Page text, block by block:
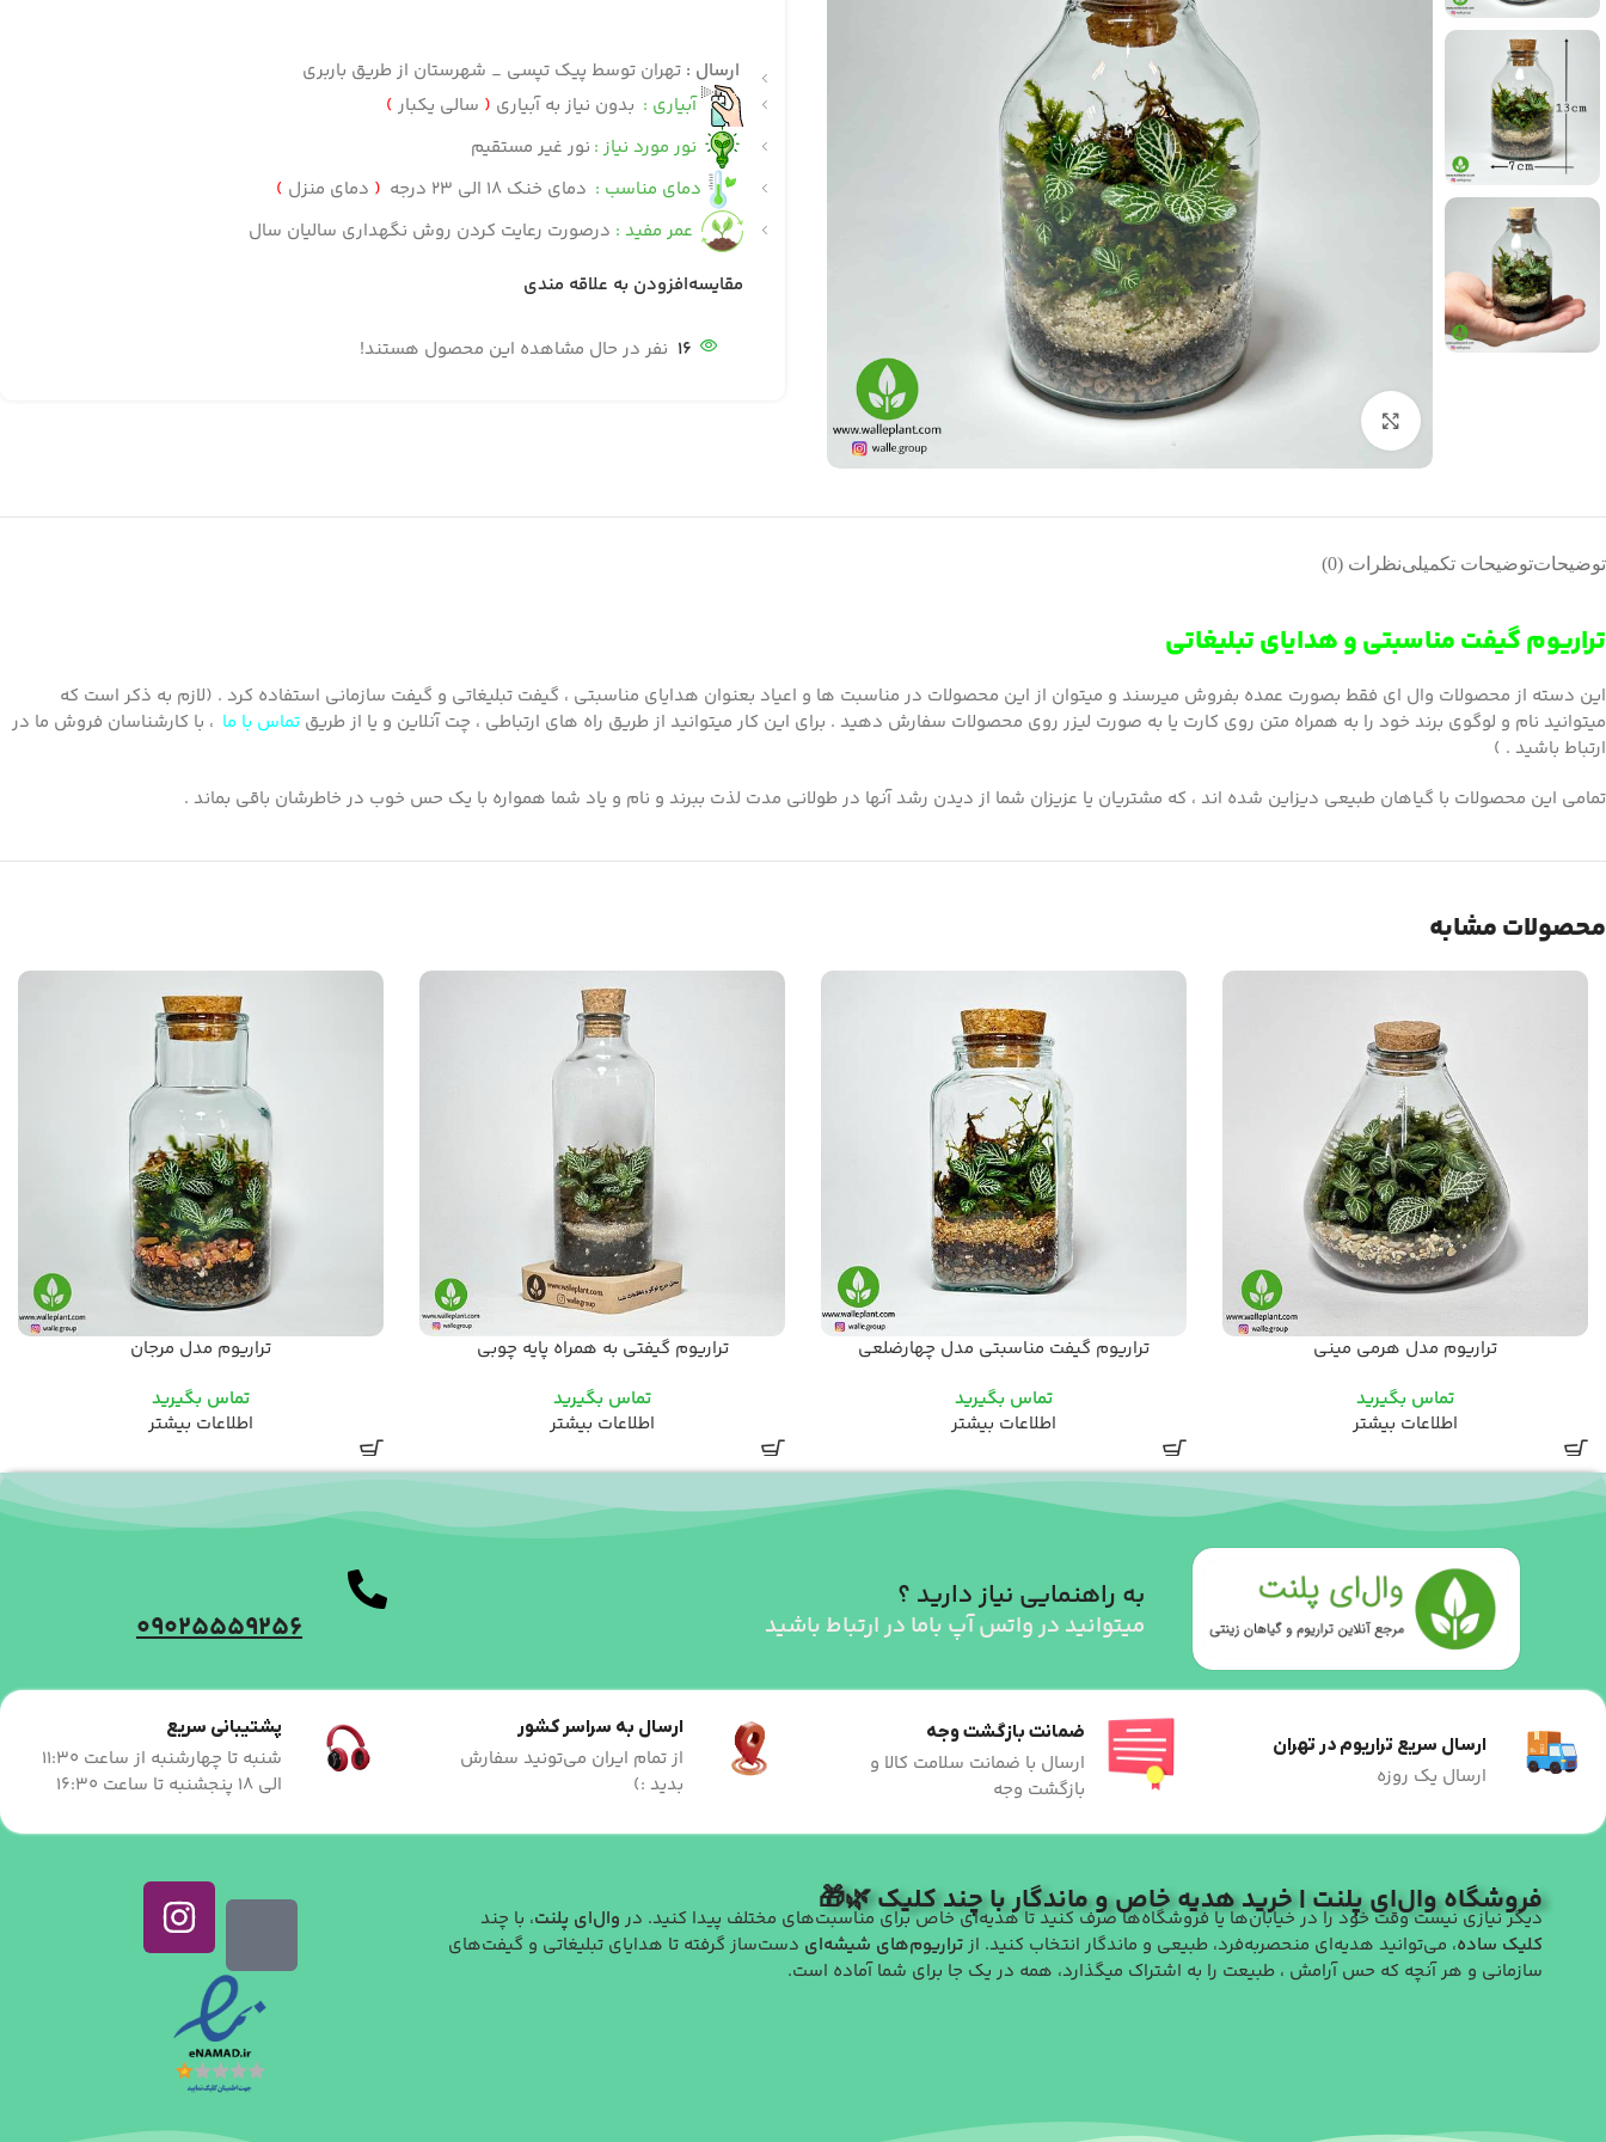
ارسال : تهران توسط پیک تپسی _ شهرستان از طریق باربری
آبیاری : بدون نیاز به آبیاری ( سالی یکبار )
نور مورد نیاز : نور غیر مستقیم
دمای مناسب : دمای خنک 18 الی 23 درجه ( دمای منزل )
عمر مفید : درصورت رعایت کردن روش نگهداری سالیان سال
مقایسهافزودن به علاقه مندی
16 نفر در حال مشاهده این محصول هستند!
توضیحاتتوضیحات تکمیلینظرات (0)
تراریوم گیفت مناسبتی و هدایای تبلیغاتی
این دسته از محصولات وال ای فقط بصورت عمده بفروش میرسند و میتوان از این محصولات در مناسبت ها و اعیاد بعنوان هدایای مناسبتی ، گیفت تبلیغاتی و گیفت سازمانی استفاده کرد . (لازم به ذکر است که
میتوانید نام و لوگوی برند خود را به همراه متن روی کارت یا به صورت لیزر روی محصولات سفارش دهید . برای این کار میتوانید از طریق راه های ارتباطی ، چت آنلاین و یا از طریق تماس با ما ، با کارشناسان فروش ما در
ارتباط باشید . )
تمامی این محصولات با گیاهان طبیعی دیزاین شده اند ، که مشتریان یا عزیزان شما از دیدن رشد آنها در طولانی مدت لذت ببرند و نام و یاد شما همواره با یک حس خوب در خاطرشان باقی بماند .
محصولات مشابه
تراریوم مدل هرمی مینی
تماس بگیرید
اطلاعات بیشتر
تراریوم گیفت مناسبتی مدل چهارضلعی
تماس بگیرید
اطلاعات بیشتر
تراریوم گیفتی به همراه پایه چوبی
تماس بگیرید
اطلاعات بیشتر
تراریوم مدل مرجان
تماس بگیرید
اطلاعات بیشتر
به راهنمایی نیاز دارید ؟
میتوانید در واتس آپ باما در ارتباط باشید 09025559256
ارسال سریع تراریوم در تهران
ارسال یک روزه
ضمانت بازگشت وجه
ارسال با ضمانت سلامت کالا و
بازگشت وجه
ارسال به سراسر کشور
از تمام ایران می‌تونید سفارش
بدید :)
پشتیبانی سریع
شنبه تا چهارشنبه از ساعت 11:30
الی 18 پنجشنبه تا ساعت 16:30
فروشگاه وال‌ای پلنت | خرید هدیه خاص و ماندگار با چند کلیک 🌿🎁
دیگر نیازی نیست وقت خود را در خیابان‌ها یا فروشگاه‌ها صرف کنید تا هدیه‌ای خاص برای مناسبت‌های مختلف پیدا کنید. در وال‌ای پلنت، با چند
کلیک ساده، می‌توانید هدیه‌ای منحصربه‌فرد، طبیعی و ماندگار انتخاب کنید. ازتراریوم‌های شیشه‌ای دست‌ساز گرفته تا هدایای تبلیغاتی و گیفت‌های
سازمانی و هر آنچه که حس آرامش ، طبیعت را به اشتراک میگذارد، همه در یک جا برای شما آماده است.